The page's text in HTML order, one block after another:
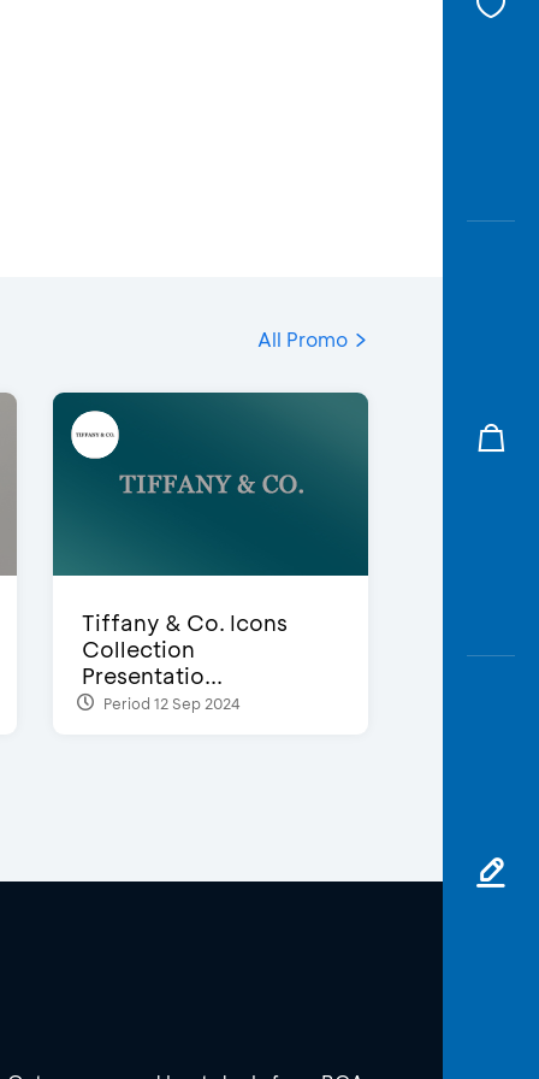
All Promo
Tiffany & Co. Icons
Collection
Presentatio...
Period 12 Sep 2024